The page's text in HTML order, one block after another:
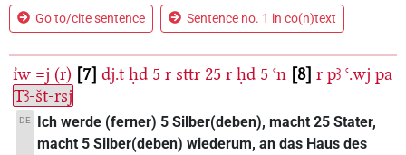
Go to/cite sentence Sentence no. 1 in co(n)text
ı͗w =j (r) 7 dj.t ḥḏ 5 r sttr 25 r ḥḏ 5 ꜥn 8 r pꜣ ꜥ.wj pa
Tꜣ-št-rsj
DE
Ich werde (ferner) 5 Silber(deben), macht 25 Stater,
macht 5 Silber(deben) wiederum, an das Haus des